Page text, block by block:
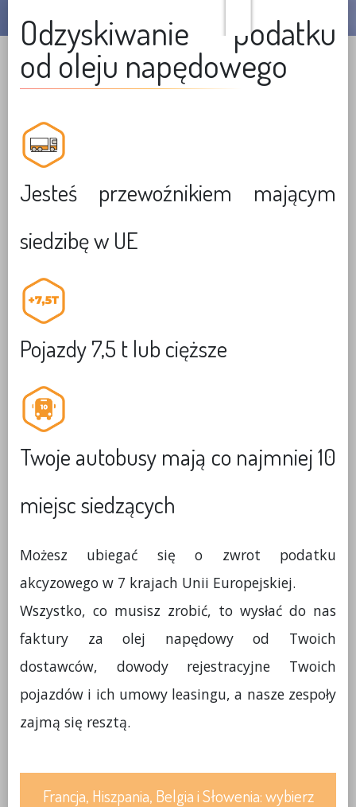
Odzyskiwanie podatku
od oleju napędowego
Jesteś przewoźnikiem mającym
siedzibę w UE
Pojazdy 7,5 t lub cięższe
Twoje autobusy mają co najmniej 10
miejsc siedzących
Możesz ubiegać się o zwrot podatku
akcyzowego w 7 krajach Unii Europejskiej.
Wszystko, co musisz zrobić, to wysłać do nas
faktury za olej napędowyod Twoich
dostawców, dowody rejestracyjne Twoich
pojazdów i ich umowy leasingu, a nasze zespoły
zajmą się resztą.
Francja, Hiszpania, Belgia i Słowenia: wybierz